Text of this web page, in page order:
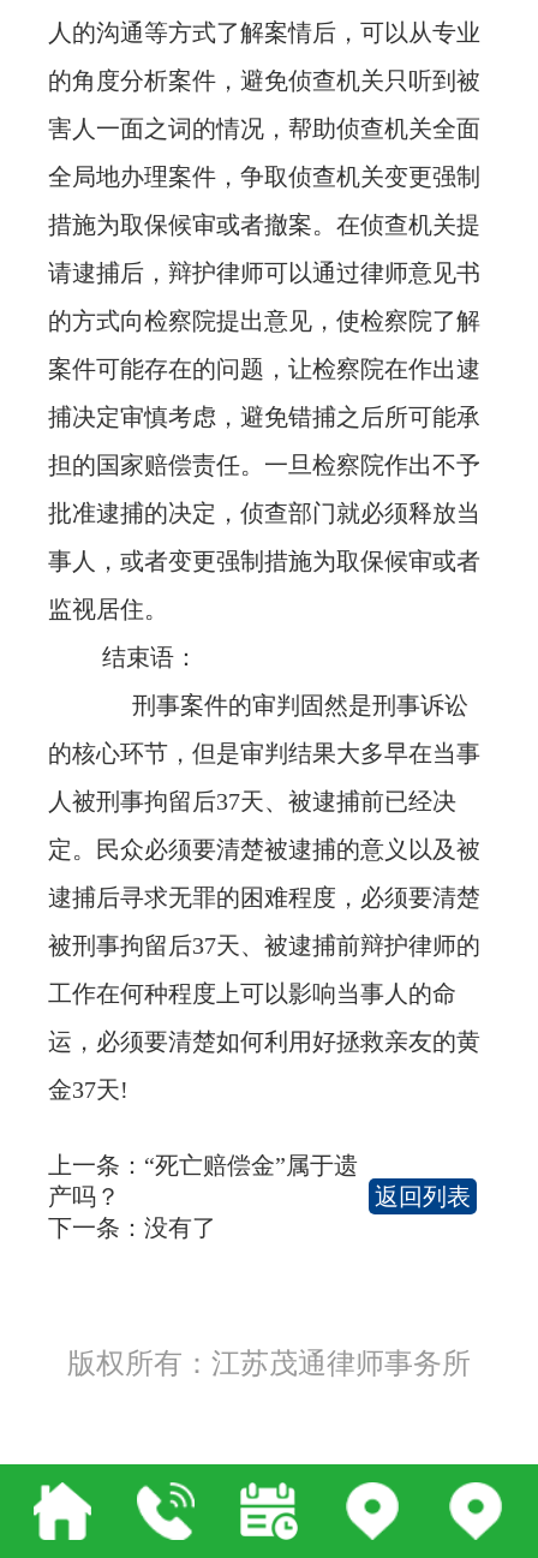
人的沟通等方式了解案情后，可以从专业
的角度分析案件，避免侦查机关只听到被
害人一面之词的情况，帮助侦查机关全面
全局地办理案件，争取侦查机关变更强制
措施为取保候审或者撤案。在侦查机关提
请逮捕后，辩护律师可以通过律师意见书
的方式向检察院提出意见，使检察院了解
案件可能存在的问题，让检察院在作出逮
捕决定审慎考虑，避免错捕之后所可能承
担的国家赔偿责任。一旦检察院作出不予
批准逮捕的决定，侦查部门就必须释放当
事人，或者变更强制措施为取保候审或者
监视居住。
结束语：
刑事案件的审判固然是刑事诉讼
的核心环节，但是审判结果大多早在当事
人被刑事拘留后37天、被逮捕前已经决
定。民众必须要清楚被逮捕的意义以及被
逮捕后寻求无罪的困难程度，必须要清楚
被刑事拘留后37天、被逮捕前辩护律师的
工作在何种程度上可以影响当事人的命
运，必须要清楚如何利用好拯救亲友的黄
金37天!
上一条： “死亡赔偿金”属于遗
产吗？
下一条：没有了
返回列表
版权所有：江苏茂通律师事务所